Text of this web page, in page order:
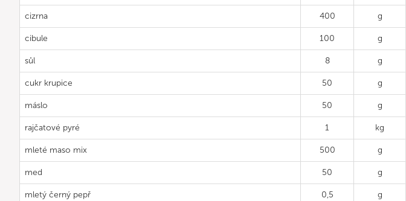
cizrna 400 g
cibule 100 g
sůl 8 g
cukr krupice 50 g
máslo 50 g
rajčatové pyré 1 kg
mleté maso mix 500 g
med 50 g
mletý černý pepř 0,5 g